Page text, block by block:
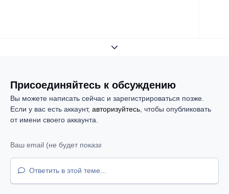
Развернуть обзор темы
Присоединяйтесь к обсуждению
Вы можете написать сейчас и зарегистрироваться позже.
Если у вас есть аккаунт, авторизуйтесь, чтобы опубликовать
от имени своего аккаунта.
Ответить в этой теме...